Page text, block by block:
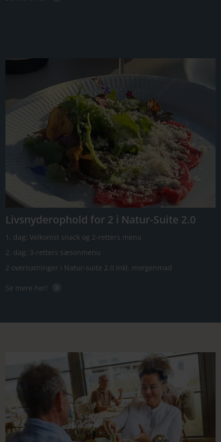
Livsnyderophold for 2 i Natur-Suite 2.0
1. dag: Velkomst snack og 2-retters menu
2. dag: 3-retters sæsonmenu
2 overnatninger i Natur-suite 2.0 inkl. morgenmad
Se mere her!